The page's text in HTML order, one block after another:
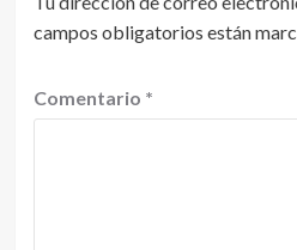
campos obligatorios están
Comentario *